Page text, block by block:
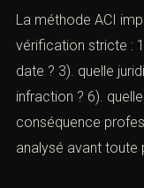
Légifrance
La méthode ACI
vérification stricte :
date ? 3). quelle
infraction ? 6).